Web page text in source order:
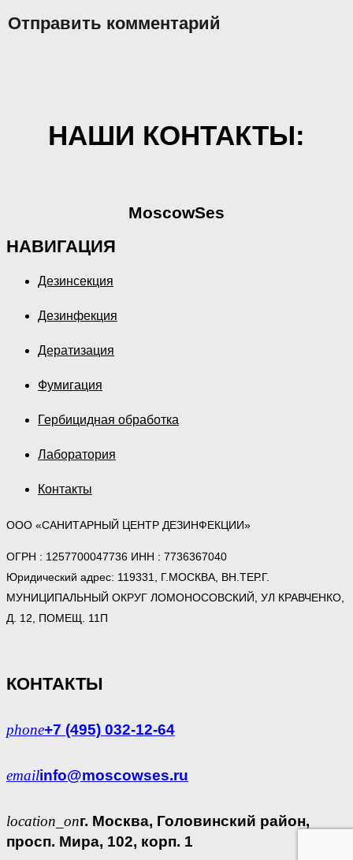
Отправить комментарий
НАШИ КОНТАКТЫ:
MoscowSes
НАВИГАЦИЯ
Дезинсекция
Дезинфекция
Дератизация
Фумигация
Гербицидная обработка
Лаборатория
Контакты
ООО «САНИТАРНЫЙ ЦЕНТР ДЕЗИНФЕКЦИИ»
ОГРН : 1257700047736 ИНН : 7736367040
Юридический адрес: 119331, Г.МОСКВА, ВН.ТЕР.Г.
МУНИЦИПАЛЬНЫЙ ОКРУГ ЛОМОНОСОВСКИЙ, УЛ КРАВЧЕНКО,
Д. 12, ПОМЕЩ. 11П
КОНТАКТЫ
phone+7 (495) 032-12-64
emailinfo@moscowses.ru
location_onг. Москва, Головинский район,
просп. Мира, 102, корп. 1